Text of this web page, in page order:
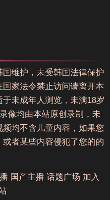
国维护，未受韩国法律保护
家法令禁止访问请离开本
未成年人浏览，未满18岁
像均由本站原创录制，未
均不含儿童内容，如果您
者某些内容侵犯了您的的
国产主播 话题广场 加入